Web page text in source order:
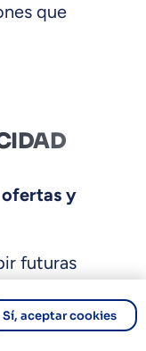
que
y
futuras
de
de
Sí, aceptar cookies